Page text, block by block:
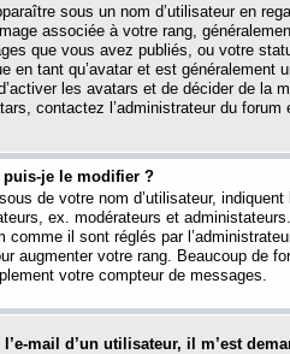
sous un nom d’utilisateur en
associée à votre rang,
que vous avez publiés, ou votre
en tant qu’avatar et est généralement
les avatars et de décider de la
contactez l’administrateur du
puis-je le modifier ?
de votre nom d’utilisateur,
ex. modérateurs et
il sont réglés par
augmenter votre rang. Beaucoup de
votre compteur de messages.
mail d’un utilisateur, il m’est